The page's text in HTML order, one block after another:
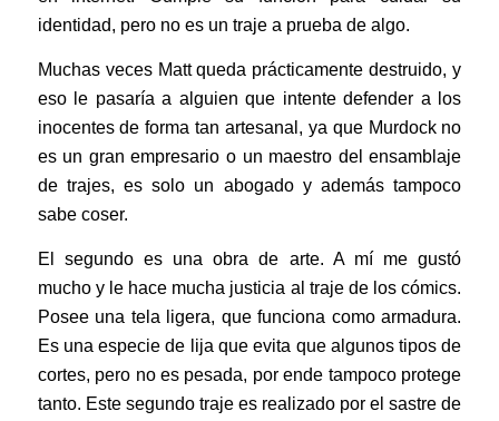
identidad, pero no es un traje a prueba de algo.
Muchas veces Matt queda prácticamente destruido, y
eso le pasaría a alguien que intente defender a los
inocentes de forma tan artesanal, ya que Murdock no
es un gran empresario o un maestro del ensamblaje
de trajes, es solo un abogado y además tampoco
sabe coser.
El segundo es una obra de arte. A mí me gustó
mucho y le hace mucha justicia al traje de los cómics.
Posee una tela ligera, que funciona como armadura.
Es una especie de lija que evita que algunos tipos de
cortes, pero no es pesada, por ende tampoco protege
tanto. Este segundo traje es realizado por el sastre de